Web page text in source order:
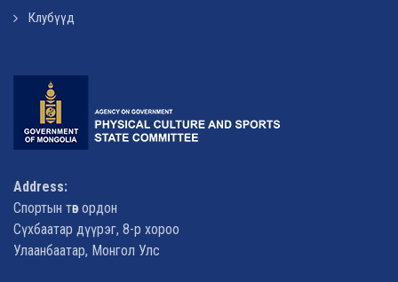
Клубүүд
Address:
Спортын төв ордон
Сүхбаатар дүүрэг, 8-р хороо
Улаанбаатар, Монгол Улс